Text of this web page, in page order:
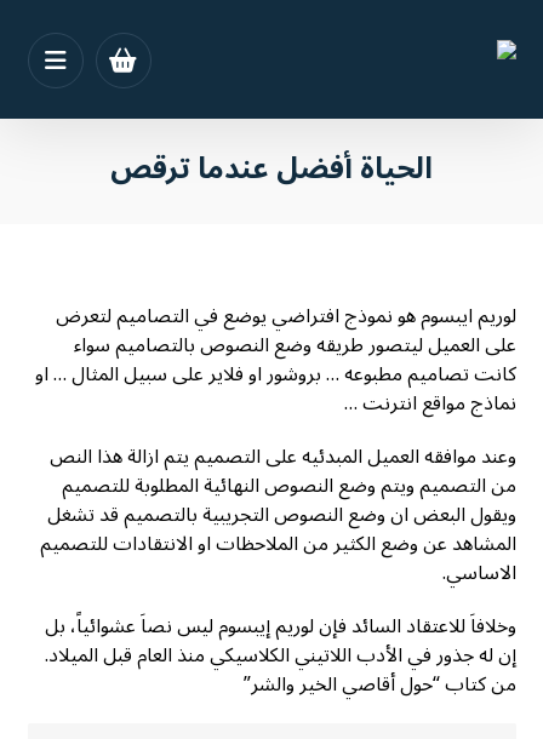
الحياة أفضل عندما ترقص
لوريم ايبسوم هو نموذج افتراضي يوضع في التصاميم لتعرض
على العميل ليتصور طريقه وضع النصوص بالتصاميم سواء
كانت تصاميم مطبوعه … بروشور او فلاير على سبيل المثال … او
نماذج مواقع انترنت …
وعند موافقه العميل المبدئيه على التصميم يتم ازالة هذا النص
من التصميم ويتم وضع النصوص النهائية المطلوبة للتصميم
ويقول البعض ان وضع النصوص التجريبية بالتصميم قد تشغل
المشاهد عن وضع الكثير من الملاحظات او الانتقادات للتصميم
الاساسي.
وخلافاَ للاعتقاد السائد فإن لوريم إيبسوم ليس نصاَ عشوائياً، بل
إن له جذور في الأدب اللاتيني الكلاسيكي منذ العام قبل الميلاد.
من كتاب “حول أقاصي الخير والشر”